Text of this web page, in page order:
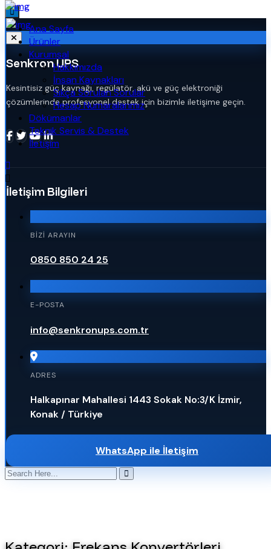
Senkron UPS
Kesintisiz güç kaynağı, regülatör, akü ve güç elektroniği
çözümlerinde profesyonel destek için bizimle iletişime geçin.
İletişim Bilgileri
BIZI ARAYIN
0850 850 24 25
E-POSTA
info@senkronups.com.tr
ADRES
Halkapınar Mahallesi 1443 Sokak No:3/K İzmir,
Konak / Türkiye
WhatsApp ile İletişim
Ana Sayfa
Ürünler
Kurumsal
Hakkımızda
İnsan Kaynakları
Sıkça Sorulan Sorular
Hesap Numaralarımız
Dökümanlar
Teknik Servis & Destek
İletişim